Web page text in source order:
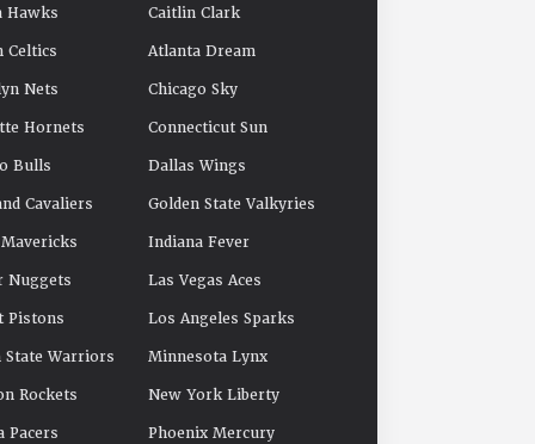
Hawks
Celtics
Nets
Hornets
Bulls
Cavaliers
Nuggets
Pistons
State Warriors
Rockets
Pacers
Caitlin Clark
Atlanta Dream
Chicago Sky
Connecticut Sun
Dallas Wings
Golden State Valkyries
Indiana Fever
Las Vegas Aces
Los Angeles Sparks
Minnesota Lynx
New York Liberty
Phoenix Mercury